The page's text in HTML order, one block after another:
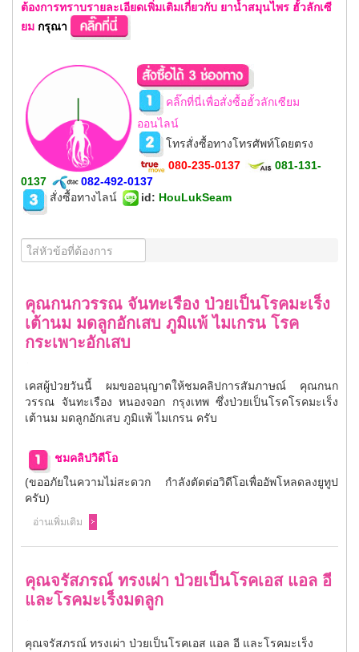
ต้องการทราบรายละเอียดเพิ่มเติมเกี่ยวกับ ยาน้ำสมุนไพร ฮั้วลักเซี
ยม กรุณา
คลิ๊กที่นี่เพื่อสั่งซื้อฮั้วลักเซียม
ออนไลน์
โทรสั่งซื้อทางโทรศัพท์โดยตรง
080-235-0137
081-131-
0137
082-492-0137
สั่งซื้อทางไลน์
id: HouLukSeam
คุณกนกวรรณ จันทะเรือง ป่วยเป็นโรคมะเร็ง
เต้านม มดลูกอักเสบ ภูมิแพ้ ไมเกรน โรค
กระเพาะอักเสบ
เคสผู้ป่วยวันนี้ ผมขออนุญาตให้ชมคลิปการสัมภาษณ์ คุณกนก
วรรณ จันทะเรือง หนองจอก กรุงเทพ ซึ่งป่วยเป็นโรคโรคมะเร็ง
เต้านม มดลูกอักเสบ ภูมิแพ้ ไมเกรน ครับ
ชมคลิปวิดีโอ
(ขออภัยในความไม่สะดวก กำลังตัดต่อวิดีโอเพื่ออัพโหลดลงยูทูป
ครับ)
อ่านเพิ่มเติม
คุณจรัสภรณ์ ทรงเผ่า ป่วยเป็นโรคเอส แอล อี
และโรคมะเร็งมดลูก
คุณจรัสภรณ์ ทรงเผ่า ป่วยเป็นโรคเอส แอล อี และโรคมะเร็ง